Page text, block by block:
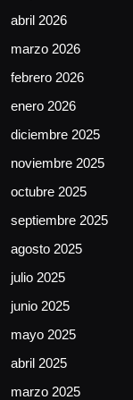
abril 2026
marzo 2026
febrero 2026
enero 2026
diciembre 2025
noviembre 2025
octubre 2025
septiembre 2025
agosto 2025
julio 2025
junio 2025
mayo 2025
abril 2025
marzo 2025